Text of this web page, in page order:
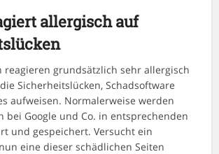
allergisch auf
reagieren grundsätzlich sehr allergisch
Sicherheitslücken, Schadsoftware
aufweisen. Normalerweise werden
bei Google und Co. in entsprechenden
und gespeichert. Versucht ein
eine dieser schädlichen Seiten